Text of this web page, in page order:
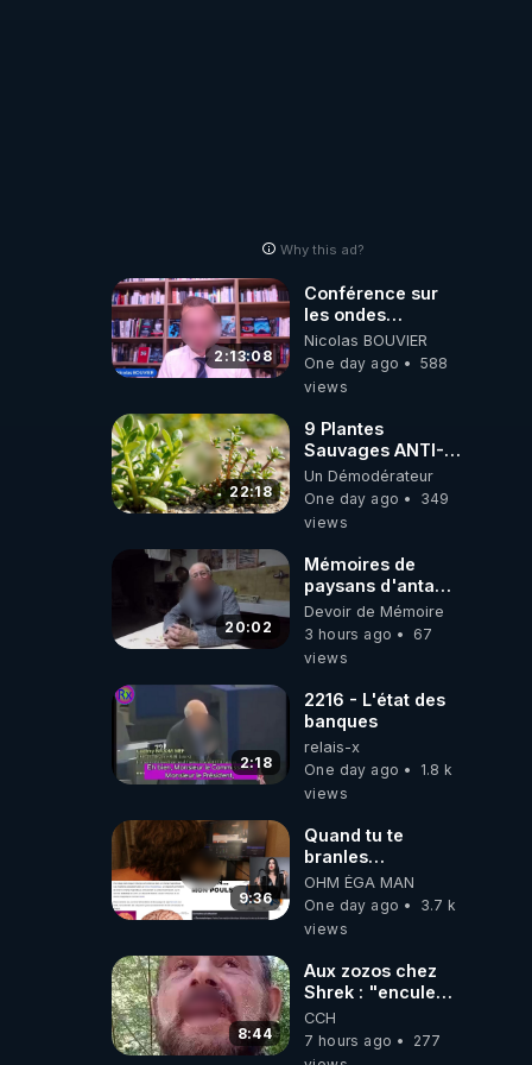
Why this ad?
2:13:08
Conférence sur
les ondes
électromagnétiques
par Grégoire
Caustru et Bart de
Nicolas BOUVIER
One day ago
588
views
22:18
9 Plantes
Sauvages ANTI-
FAMINE: ces
Ressources
Haies
Un Démodérateur
One day ago
349
views
20:02
Mémoires de
paysans d'antan
avec Jean
Devoir de Mémoire
3 hours ago
67
views
2:18
2216 - L'état des
banques
relais-x
One day ago
1.8 k
views
9:36
Quand tu te
branles
bonhomme tu
émets des ondes
ils ont juste omis
OHM ÉGA MAN
One day ago
3.7 k
views
8:44
Aux zozos chez
Shrek : "encule
toi tout seul
espèce de mal
polish"
CCH
7 hours ago
277